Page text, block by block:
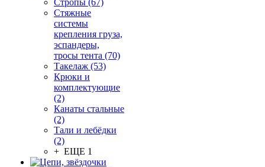
Стропы (67)
Стяжные
системы
крепления груза,
эспандеры,
тросы тента (70)
Такелаж (53)
Крюки и
комплектующие
(2)
Канаты стальные
(2)
Тали и лебёдки
(2)
+ ЕЩЕ 1